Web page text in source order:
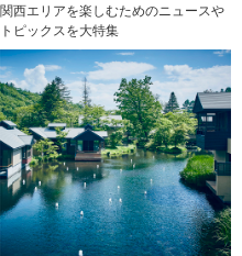
関西エリアを楽しむためのニュースや
トピックスを大特集